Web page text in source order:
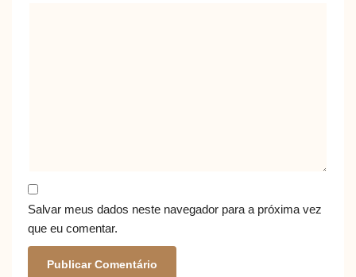
Salvar meus dados neste navegador para a próxima vez
que eu comentar.